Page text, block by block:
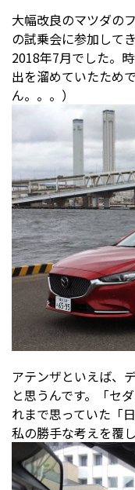
大幅改良のマツダの
の試乗会に参加して
2018年7月でした。
出を溜めていたため
ん。。。）
アテンザといえば、
と思うんです。「セ
れまで思っていた「
私の勝手な考えを覆